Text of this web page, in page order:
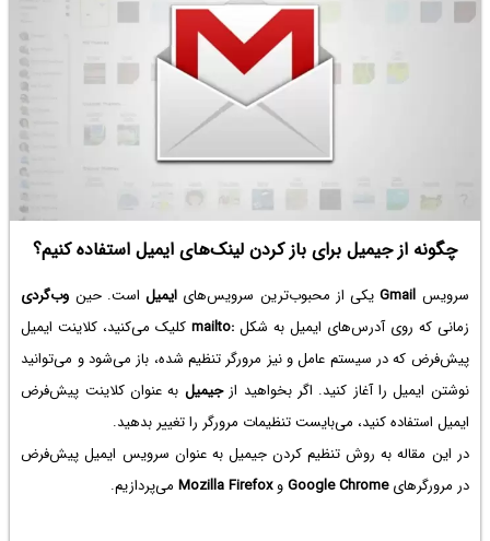
چگونه از جیمیل برای باز کردن لینک‌های ایمیل استفاده کنیم؟
سرویس Gmailیکی از محبوب‌ترین سرویس‌های ایمیلاست. حین وب‌گردی
زمانی که روی آدرس‌های ایمیل به شکل mailto:کلیک می‌کنید، کلاینت ایمیل
پیش‌فرض که در سیستم عامل و نیز مرورگر تنظیم شده، باز می‌شود و می‌توانید
نوشتن ایمیل را آغاز کنید. اگر بخواهید ازجیمیل به عنوان کلاینت پیش‌فرض
ایمیل استفاده کنید، می‌بایست تنظیمات مرورگر را تغییر بدهید.
در این مقاله به روش تنظیم کردن جیمیل به عنوان سرویس ایمیل پیش‌فرض
در مرورگرهایGoogle ChromeوMozilla Firefox می‌پردازیم.